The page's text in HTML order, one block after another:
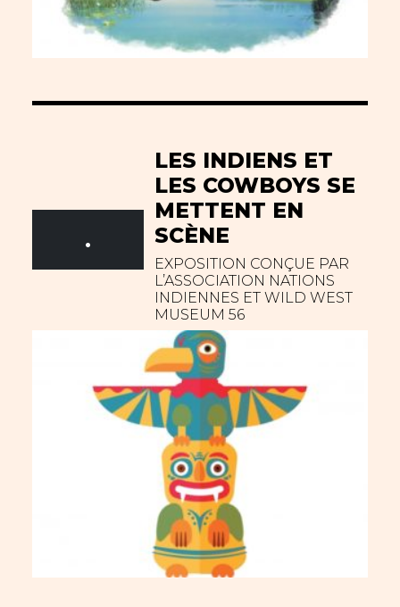
LES INDIENS ET
LES COWBOYS SE
METTENT EN
SCÈNE
EXPOSITION CONÇUE PAR
L’ASSOCIATION NATIONS
INDIENNES ET WILD WEST
MUSEUM 56
.